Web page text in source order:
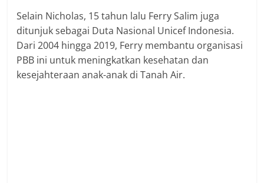
Selain Nicholas, 15 tahun lalu Ferry Salim juga
ditunjuk sebagai Duta Nasional Unicef Indonesia.
Dari 2004 hingga 2019, Ferry membantu organisasi
PBB ini untuk meningkatkan kesehatan dan
kesejahteraan anak-anak di Tanah Air.